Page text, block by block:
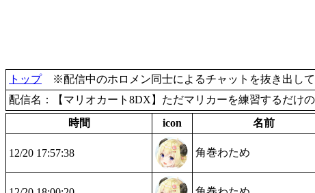
トップ※配信中のホロメン同士によるチャットを抜き出して
配信名：【マリオカート8DX】ただマリカーを練習するだけ
時間
icon 名前
12/20 17:57:38 角巻わため